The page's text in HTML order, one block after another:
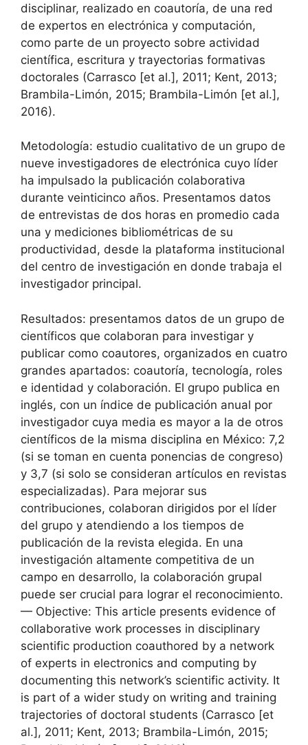
disciplinar, realizado en coautoría, de una red
de expertos en electrónica y computación,
como parte de un proyecto sobre actividad
científica, escritura y trayectorias formativas
doctorales (Carrasco [et al.], 2011; Kent, 2013;
Brambila-Limón, 2015; Brambila-Limón [et al.],
2016).
Metodología: estudio cualitativo de un grupo de
nueve investigadores de electrónica cuyo líder
ha impulsado la publicación colaborativa
durante veinticinco años. Presentamos datos
de entrevistas de dos horas en promedio cada
una y mediciones bibliométricas de su
productividad, desde la plataforma institucional
del centro de investigación en donde trabaja el
investigador principal.
Resultados: presentamos datos de un grupo de
científicos que colaboran para investigar y
publicar como coautores, organizados en cuatro
grandes apartados: coautoría, tecnología, roles
e identidad y colaboración. El grupo publica en
inglés, con un índice de publicación anual por
investigador cuya media es mayor a la de otros
científicos de la misma disciplina en México: 7,2
(si se toman en cuenta ponencias de congreso)
y 3,7 (si solo se consideran artículos en revistas
especializadas). Para mejorar sus
contribuciones, colaboran dirigidos por el líder
del grupo y atendiendo a los tiempos de
publicación de la revista elegida. En una
investigación altamente competitiva de un
campo en desarrollo, la colaboración grupal
puede ser crucial para lograr el reconocimiento.
— Objective: This article presents evidence of
collaborative work processes in disciplinary
scientific production coauthored by a network
of experts in electronics and computing by
documenting this network’s scientific activity. It
is part of a wider study on writing and training
trajectories of doctoral students (Carrasco [et
al.], 2011; Kent, 2013; Brambila-Limón, 2015;